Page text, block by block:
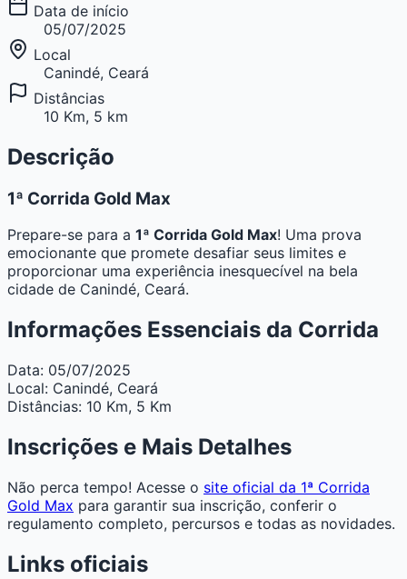
Data de início
05/07/2025
Local
Canindé, Ceará
Distâncias
10 Km, 5 km
Descrição
1ª Corrida Gold Max
Prepare-se para a 1ª Corrida Gold Max! Uma prova
emocionante que promete desafiar seus limites e
proporcionar uma experiência inesquecível na bela
cidade de Canindé, Ceará.
Informações Essenciais da Corrida
Data: 05/07/2025
Local: Canindé, Ceará
Distâncias: 10 Km, 5 Km
Inscrições e Mais Detalhes
Não perca tempo! Acesse o site oficial da 1ª Corrida
Gold Max para garantir sua inscrição, conferir o
regulamento completo, percursos e todas as novidades.
Links oficiais